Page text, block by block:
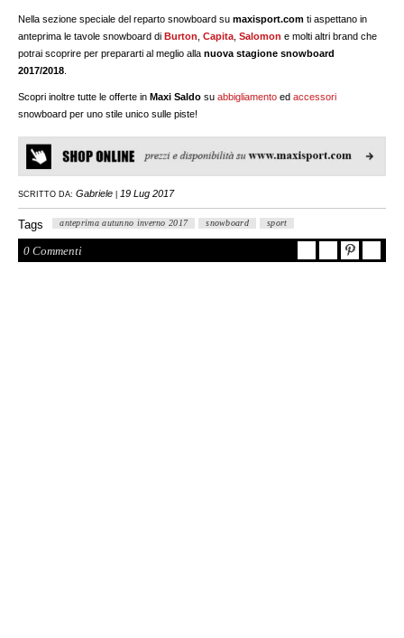
Nella sezione speciale del reparto snowboard sumaxisport.com ti aspettano in
anteprima le tavole snowboard di Burton,Capita,Salomon e molti altri brand che
potrai scoprire per prepararti al meglio allanuova stagione snowboard
2017/2018.
Scopri inoltre tutte le offerte in Maxi Saldo suabbigliamentoedaccessori
snowboard per uno stile unico sulle piste!
SCRITTO DA: Gabriele 19 Lug 2017
Tags anteprima autunno inverno 2017 snowboard sport
0 Commenti